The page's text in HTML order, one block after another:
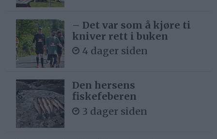
– Det var som å kjøre ti
kniver rett i buken
4 dager siden
Den hersens
fiskefeberen
3 dager siden